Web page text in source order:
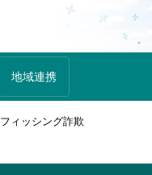
地域連携
フィッシング詐欺